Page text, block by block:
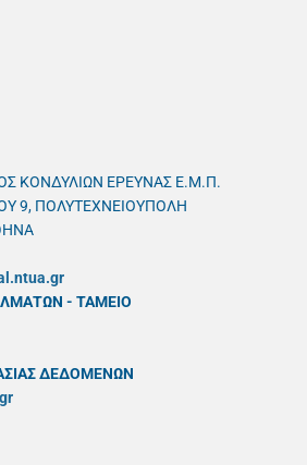
ΚΟΝΔΥΛΙΩΝ ΕΡΕΥΝΑΣ Ε.Μ.Π.
9, ΠΟΛΥΤΕΧΝΕΙΟΥΠΟΛΗ
- ΤΑΜΕΙΟ
ΔΕΔΟΜΕΝΩΝ